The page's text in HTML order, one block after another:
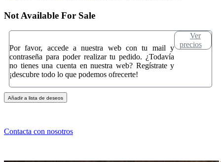
Not Available For Sale
Por favor, accede a nuestra web con tu mail y
contraseña para poder realizar tu pedido. ¿Todavía
no tienes una cuenta en nuestra web? Regístrate y
¡descubre todo lo que podemos ofrecerte!
Ver
precios
Añadir a lista de deseos
Contacta con nosotros